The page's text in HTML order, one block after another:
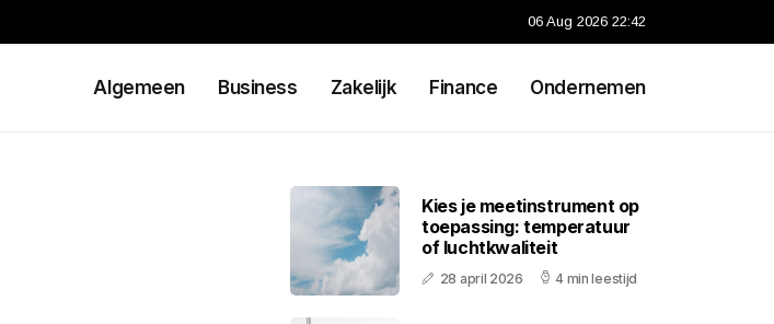
06 Aug 2026 22:42
Algemeen Business Zakelijk Finance Ondernemen
Kies je meetinstrument op
toepassing: temperatuur
of luchtkwaliteit
28 april 2026 4 min leestijd